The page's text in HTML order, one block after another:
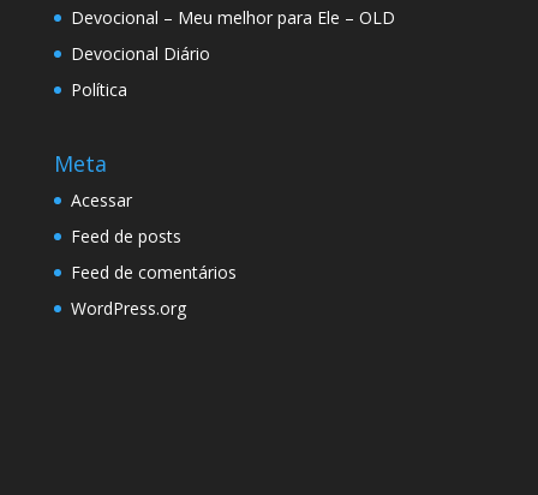
Devocional – Meu melhor para Ele – OLD
Devocional Diário
Política
Meta
Acessar
Feed de posts
Feed de comentários
WordPress.org